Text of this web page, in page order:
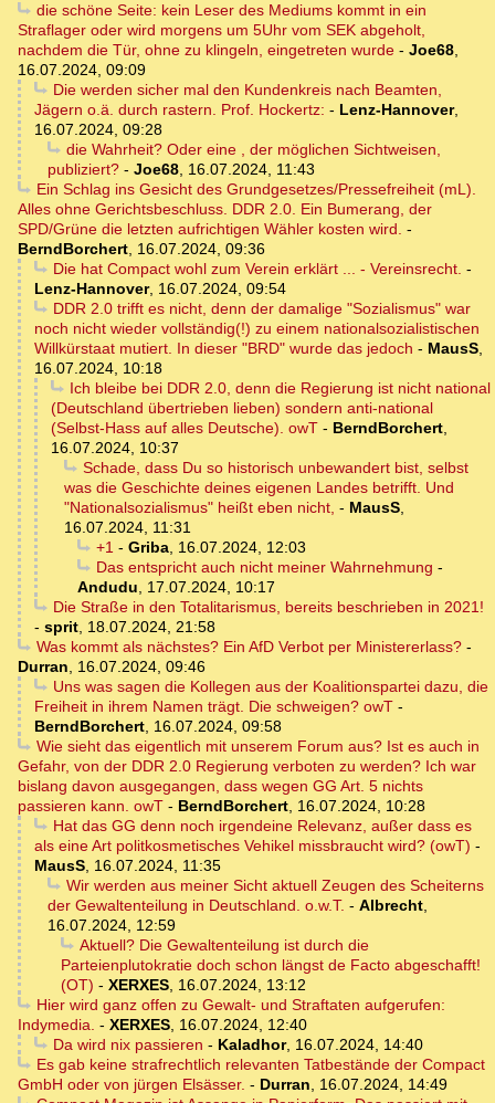
die schöne Seite: kein Leser des Mediums kommt in ein
Straflager oder wird morgens um 5Uhr vom SEK abgeholt,
nachdem die Tür, ohne zu klingeln, eingetreten wurde - Joe68,
16.07.2024, 09:09
Die werden sicher mal den Kundenkreis nach Beamten,
Jägern o.ä. durch rastern. Prof. Hockertz: - Lenz-Hannover,
16.07.2024, 09:28
die Wahrheit? Oder eine , der möglichen Sichtweisen,
publiziert? - Joe68, 16.07.2024, 11:43
Ein Schlag ins Gesicht des Grundgesetzes/Pressefreiheit (mL).
Alles ohne Gerichtsbeschluss. DDR 2.0. Ein Bumerang, der
SPD/Grüne die letzten aufrichtigen Wähler kosten wird. -
BerndBorchert, 16.07.2024, 09:36
Die hat Compact wohl zum Verein erklärt ... - Vereinsrecht. -
Lenz-Hannover, 16.07.2024, 09:54
DDR 2.0 trifft es nicht, denn der damalige "Sozialismus" war
noch nicht wieder vollständig(!) zu einem nationalsozialistischen
Willkürstaat mutiert. In dieser "BRD" wurde das jedoch - MausS,
16.07.2024, 10:18
Ich bleibe bei DDR 2.0, denn die Regierung ist nicht national
(Deutschland übertrieben lieben) sondern anti-national
(Selbst-Hass auf alles Deutsche). owT - BerndBorchert,
16.07.2024, 10:37
Schade, dass Du so historisch unbewandert bist, selbst
was die Geschichte deines eigenen Landes betrifft. Und
"Nationalsozialismus" heißt eben nicht, - MausS,
16.07.2024, 11:31
+1- Griba, 16.07.2024, 12:03
Das entspricht auch nicht meiner Wahrnehmung -
Andudu, 17.07.2024, 10:17
Die Straße in den Totalitarismus, bereits beschrieben in 2021!
- sprit, 18.07.2024, 21:58
Was kommt als nächstes? Ein AfD Verbot per Ministererlass?-
Durran, 16.07.2024, 09:46
Uns was sagen die Kollegen aus der Koalitionspartei dazu, die
Freiheit in ihrem Namen trägt. Die schweigen? owT -
BerndBorchert, 16.07.2024, 09:58
Wie sieht das eigentlich mit unserem Forum aus? Ist es auch in
Gefahr, von der DDR 2.0 Regierung verboten zu werden? Ich war
bislang davon ausgegangen, dass wegen GG Art. 5 nichts
passieren kann. owT - BerndBorchert, 16.07.2024, 10:28
Hat das GG denn noch irgendeine Relevanz, außer dass es
als eine Art politkosmetisches Vehikel missbraucht wird? (owT) -
MausS, 16.07.2024, 11:35
Wir werden aus meiner Sicht aktuell Zeugen des Scheiterns
der Gewaltenteilung in Deutschland. o.w.T. - Albrecht,
16.07.2024, 12:59
Aktuell? Die Gewaltenteilung ist durch die
Parteienplutokratie doch schon längst de Facto abgeschafft!
(OT) - XERXES, 16.07.2024, 13:12
Hier wird ganz offen zu Gewalt- und Straftaten aufgerufen:
Indymedia. - XERXES, 16.07.2024, 12:40
Da wird nix passieren - Kaladhor, 16.07.2024, 14:40
Es gab keine strafrechtlich relevanten Tatbestände der Compact
GmbH oder von jürgen Elsässer. - Durran, 16.07.2024, 14:49